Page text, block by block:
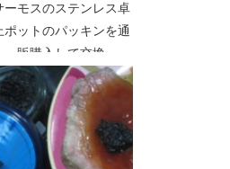
ーモスのステンレス卓
ポットのパッキンを通
販購入して交換